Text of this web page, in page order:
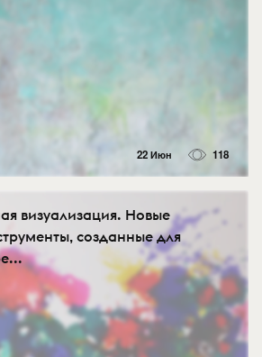
22 Июн 118
визуализация. Новые
созданные для